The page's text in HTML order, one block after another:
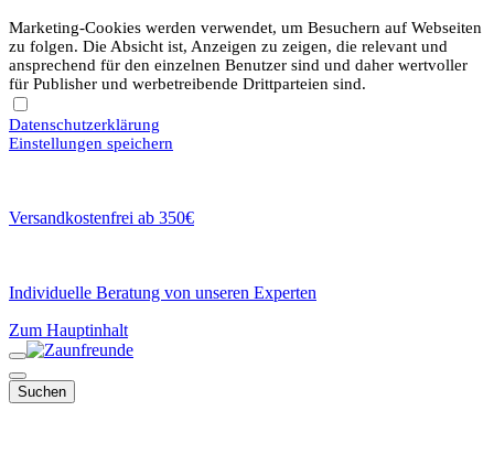
Marketing-Cookies werden verwendet, um Besuchern auf Webseiten
zu folgen. Die Absicht ist, Anzeigen zu zeigen, die relevant und
ansprechend für den einzelnen Benutzer sind und daher wertvoller
für Publisher und werbetreibende Drittparteien sind.
Datenschutzerklärung
Einstellungen speichern
Versandkostenfrei ab 350€
Individuelle Beratung von unseren Experten
Zum Hauptinhalt
Suchen